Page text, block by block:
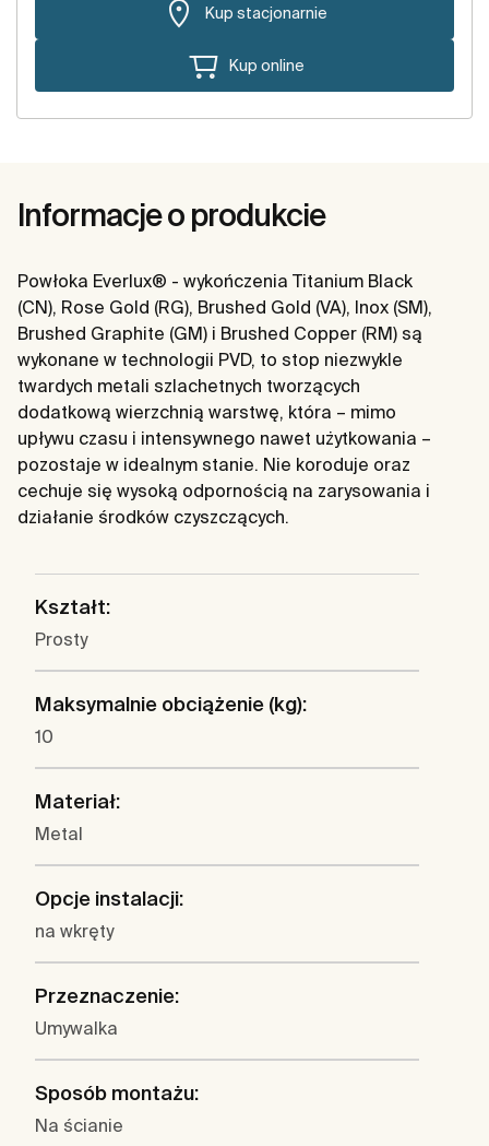
Kup stacjonarnie
Kup online
Informacje o produkcie
Powłoka Everlux® - wykończenia Titanium Black
(CN), Rose Gold (RG), Brushed Gold (VA), Inox (SM),
Brushed Graphite (GM) i Brushed Copper (RM) są
wykonane w technologii PVD, to stop niezwykle
twardych metali szlachetnych tworzących
dodatkową wierzchnią warstwę, która – mimo
upływu czasu i intensywnego nawet użytkowania –
pozostaje w idealnym stanie. Nie koroduje oraz
cechuje się wysoką odpornością na zarysowania i
działanie środków czyszczących.
Kształt:
Prosty
Maksymalnie obciążenie (kg):
10
Materiał:
Metal
Opcje instalacji:
na wkręty
Przeznaczenie:
Umywalka
Sposób montażu:
Na ścianie